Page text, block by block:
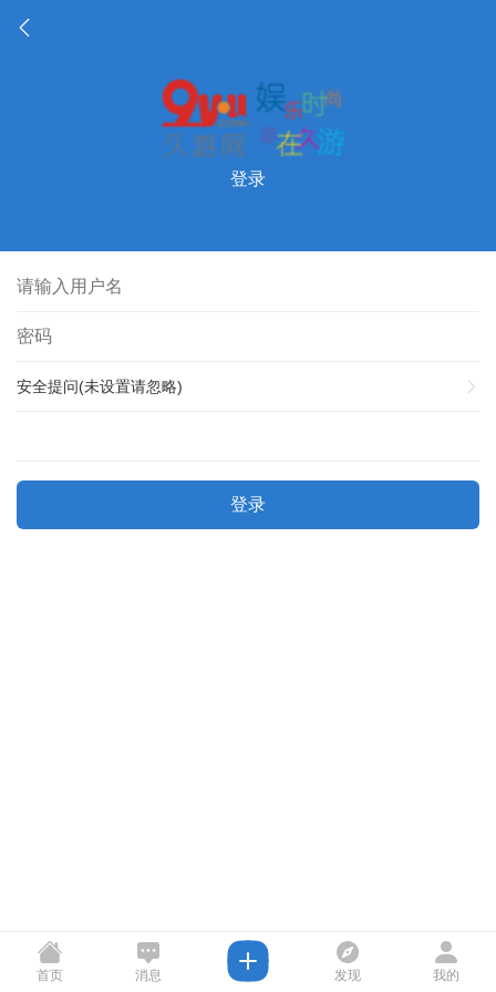
登录
安全提问(未设置请忽略)
登录
首页 消息 发现 我的